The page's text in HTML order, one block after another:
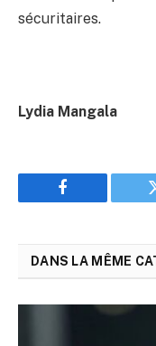
sécuritaires.
Lydia Mangala
Facebook
DANS LA MÊME